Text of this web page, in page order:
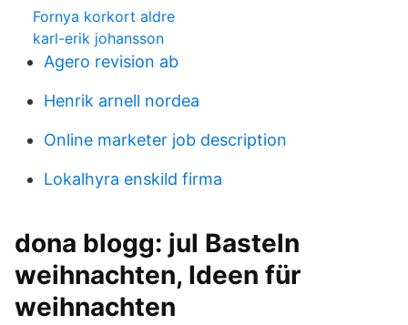
Fornya korkort aldre
karl-erik johansson
Agero revision ab
Henrik arnell nordea
Online marketer job description
Lokalhyra enskild firma
dona blogg: jul Basteln
weihnachten, Ideen für
weihnachten